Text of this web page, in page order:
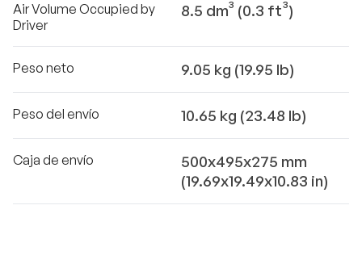
Air Volume Occupied by
Driver
8.5 dm³ (0.3 ft³)
Peso neto 9.05 kg (19.95 lb)
Peso del envío 10.65 kg (23.48 lb)
Caja de envío
500x495x275 mm
(19.69x19.49x10.83 in)